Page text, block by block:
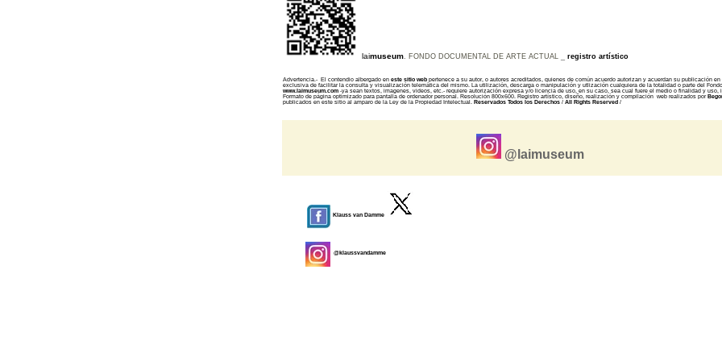
laimuseum. FONDO DOCUMENTAL DE ARTE ACTUAL registro artístico
Advertencia.- El contendio albergado en este sitio webpertenece a su autor, o autores acreditados, quienes de común acuerdo autorizan y acuerdan su publicación
exclusiva de facilitar la consulta y visualización telemática del mismo. La utilización, descarga o manipulación y utlización cualquiera de la totalidad o parte del
www.laimuseum.com-ya sean textos, imagenes, videos, etc.- requiere autorización expresa y/o licencia de uso, en su caso, sea cual fuere el medio o finalidad y uso,
Formato de página optimizado para pantalla de ordenador personal. Resolución 800x600. Registro artístico, diseño, realización y compilación web realizados por
publicados en este sitio al amparo de la Ley de la Propiedad Intelectual.
Reservados Todos los Derechos/ All Rights Reserved /
@laimuseum
Klauss van Damme
@klaussvandamme